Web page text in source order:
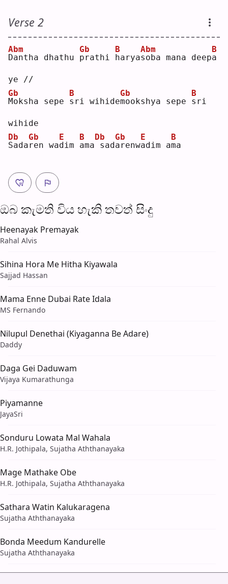
Verse 2
D
Abm
antha dhathu p
Gb
rathi h
B
aryas
Abm
oba mana deepa
B
ye //
M
Gb
oksha sepe s
B
ri wihidem
Gb
ookshya sepe s
B
ri
wihide
S
Db
adar
Gb
en wad
E
im a
B
ma
Db
sada
Gb
renwa
E
dim am
B
a
ඔබ කැමති විය හැ​කි තව​ත් සිංදු
Heenayak Premayak
Rahal Alvis
Sihina Hora Me Hitha Kiyawala
Sajjad Hassan
Mama Enne Dubai Rate Idala
MS Fernando
Nilupul Denethai (Kiyaganna Be Adare)
Daddy
Daga Gei Daduwam
Vijaya Kumarathunga
Piyamanne
JayaSri
Sonduru Lowata Mal Wahala
H.R. Jothipala, Sujatha Aththanayaka
Mage Mathake Obe
H.R. Jothipala, Sujatha Aththanayaka
Sathara Watin Kalukaragena
Sujatha Aththanayaka
Bonda Meedum Kandurelle
Sujatha Aththanayaka